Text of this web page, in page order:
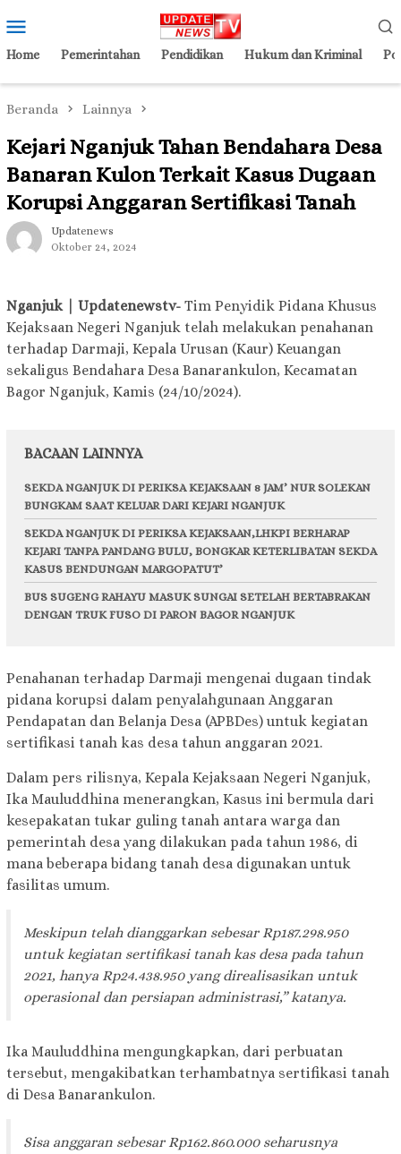
ke
kontenMobile
Home Pemerintahan Pendidikan Hukum dan Kriminal
Beranda Lainnya
Kejari Nganjuk Tahan Bendahara Desa
Banaran Kulon Terkait Kasus Dugaan
Korupsi Anggaran Sertifikasi Tanah
Updatenews
Oktober 24, 2024
Nganjuk | Updatenewstv- Tim Penyidik Pidana Khusus
Kejaksaan Negeri Nganjuk telah melakukan penahanan
terhadap Darmaji, Kepala Urusan (Kaur) Keuangan
sekaligus Bendahara Desa Banarankulon, Kecamatan
Bagor Nganjuk, Kamis (24/10/2024).
BACAAN LAINNYA
SEKDA NGANJUK DI PERIKSA KEJAKSAAN 8 JAM’ NUR SOLEKAN
BUNGKAM SAAT KELUAR DARI KEJARI NGANJUK
SEKDA NGANJUK DI PERIKSA KEJAKSAAN,LHKPI BERHARAP
KEJARI TANPA PANDANG BULU, BONGKAR KETERLIBATAN SEKDA
KASUS BENDUNGAN MARGOPATUT’
BUS SUGENG RAHAYU MASUK SUNGAI SETELAH BERTABRAKAN
DENGAN TRUK FUSO DI PARON BAGOR NGANJUK
Penahanan terhadap Darmaji mengenai dugaan tindak
pidana korupsi dalam penyalahgunaan Anggaran
Pendapatan dan Belanja Desa (APBDes) untuk kegiatan
sertifikasi tanah kas desa tahun anggaran 2021.
Dalam pers rilisnya, Kepala Kejaksaan Negeri Nganjuk,
Ika Mauluddhina menerangkan, Kasus ini bermula dari
kesepakatan tukar guling tanah antara warga dan
pemerintah desa yang dilakukan pada tahun 1986, di
mana beberapa bidang tanah desa digunakan untuk
fasilitas umum.
Meskipun telah dianggarkan sebesar Rp187.298.950
untuk kegiatan sertifikasi tanah kas desa pada tahun
2021, hanya Rp24.438.950 yang direalisasikan untuk
operasional dan persiapan administrasi,” katanya.
Ika Mauluddhina mengungkapkan, dari perbuatan
tersebut, mengakibatkan terhambatnya sertifikasi tanah
di Desa Banarankulon.
Sisa anggaran sebesar Rp162.860.000 seharusnya